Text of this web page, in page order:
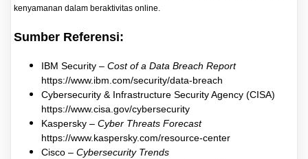
kenyamanan dalam beraktivitas online.
Sumber Referensi:
IBM Security – Cost of a Data Breach Report
https://www.ibm.com/security/data-breach
Cybersecurity & Infrastructure Security Agency (CISA)
https://www.cisa.gov/cybersecurity
Kaspersky – Cyber Threats Forecast
https://www.kaspersky.com/resource-center
Cisco – Cybersecurity Trends